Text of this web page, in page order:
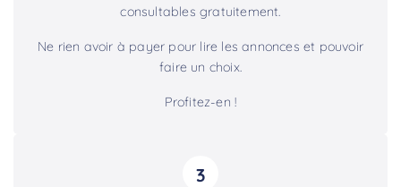
consultables gratuitement.
Ne rien avoir à payer pour lire les annonces et pouvoir
faire un choix.
Profitez-en !
3